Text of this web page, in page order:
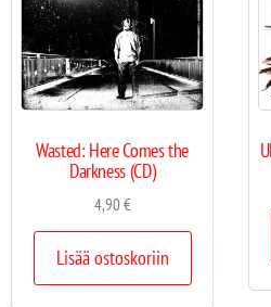
Wasted: Here Comes the
Darkness (CD)
4,90€
Lisää ostoskoriin